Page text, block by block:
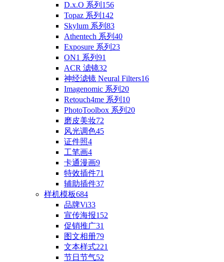
D.x.O 系列 156
Topaz 系列 142
Skylum 系列 83
Athentech 系列 40
Exposure 系列 23
ON1 系列 91
ACR 滤镜32
神经滤镜 Neural Filters16
Imagenomic 系列 20
Retouch4me 系列 10
PhotoToolbox 系列 20
磨皮美妆72
风光调色45
证件照4
工笔画4
卡通漫画9
特效插件71
辅助插件37
样机模板684
品牌Vi33
宣传海报152
促销推广31
图文相册79
文本样式221
节日节气52